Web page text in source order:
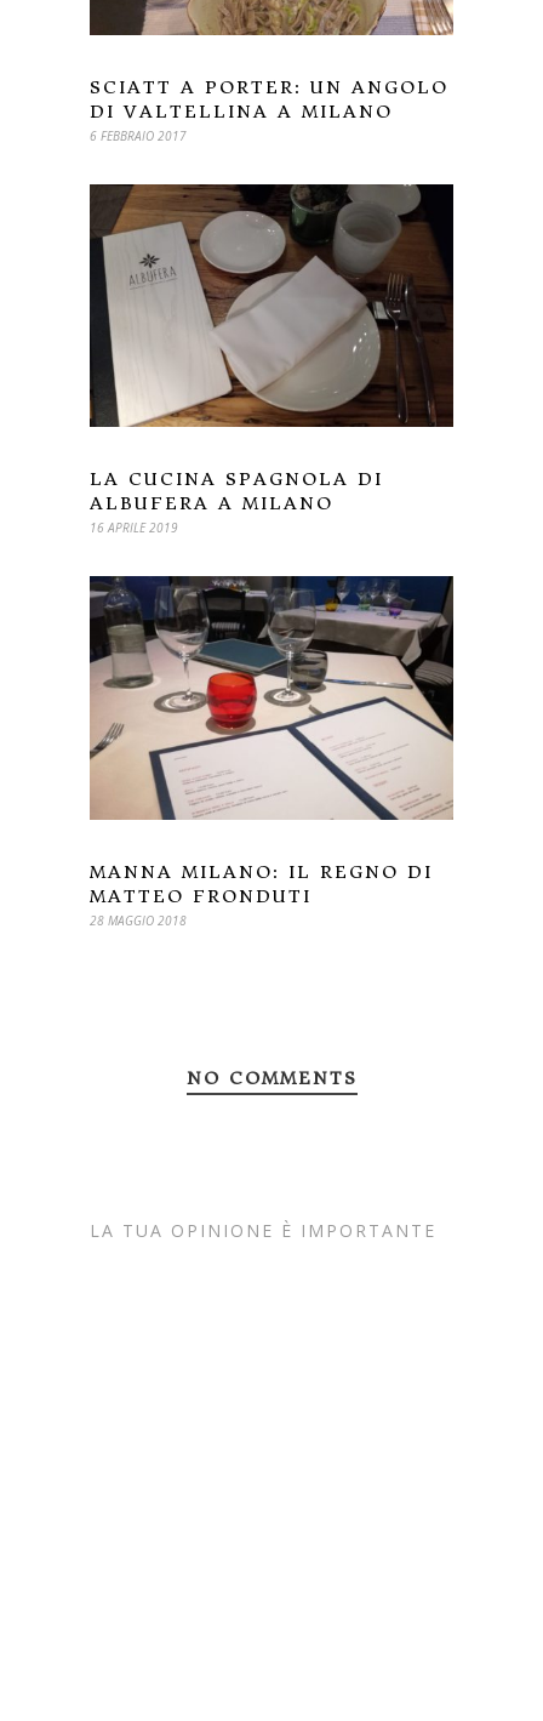
SCIATT A PORTER: UN ANGOLO
DI VALTELLINA A MILANO
6 FEBBRAIO 2017
LA CUCINA SPAGNOLA DI
ALBUFERA A MILANO
16 APRILE 2019
MANNA MILANO: IL REGNO DI
MATTEO FRONDUTI
28 MAGGIO 2018
NO COMMENTS
LA TUA OPINIONE È IMPORTANTE